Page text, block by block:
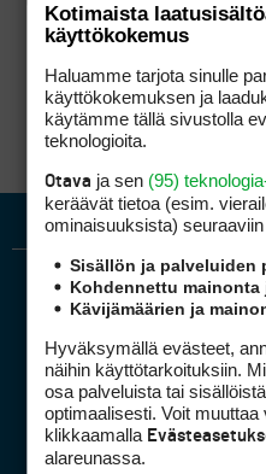
Golfpiste
Kotimaista
käyttökokemus
Haluamme tarjota sinulle
käyttökokemuksen ja
käytämme tällä sivustolla
teknologioita.
Otava ja sen (95)
keräävät tietoa (esim.
ominaisuuk­sista)
Sisällön ja palveluiden
Kohdennettu mainonta
Kävijämäärien ja
Hyväksymällä evästeet,
näihin käyttötarkoituksiin.
osa palveluista tai
optimaalisesti. Voit
klikkaamalla
alareunassa.